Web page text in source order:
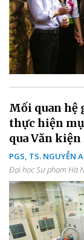
Mối quan hệ
thực hiện
qua Văn
PGS, TS. NGUYỄN
Đại học Sư phạm Hà